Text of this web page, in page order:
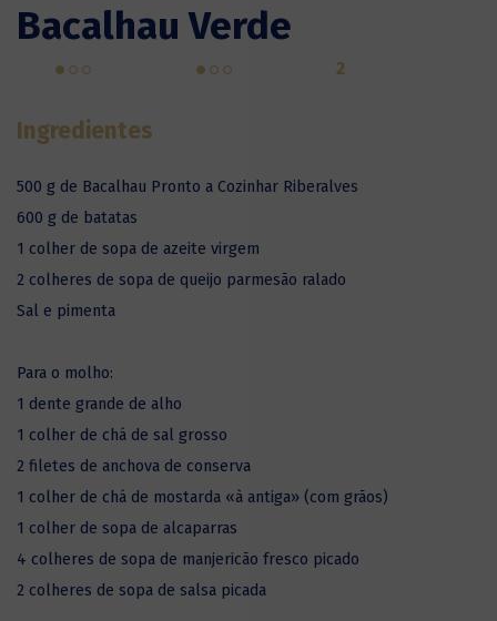
Bacalhau Verde
2
Ingredientes
500 g de Bacalhau Pronto a Cozinhar Riberalves
600 g de batatas
1 colher de sopa de azeite virgem
2 colheres de sopa de queijo parmesão ralado
Sal e pimenta
Para o molho:
1 dente grande de alho
1 colher de chá de sal grosso
2 filetes de anchova de conserva
1 colher de chá de mostarda «à antiga» (com grãos)
1 colher de sopa de alcaparras
4 colheres de sopa de manjericão fresco picado
2 colheres de sopa de salsa picada